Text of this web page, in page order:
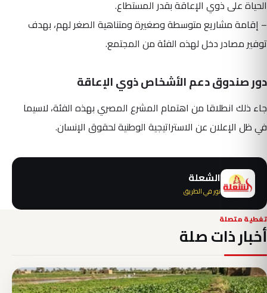
الحياة على ذوي الإعاقة بقدر المستطاع.
– إقامة مشاريع متوسطة وصغيرة ومتناهية الصغر لهم، بهدف
توفير مصادر دخل لهذه الفئة من المجتمع.
دور صندوق دعم الأشخاص ذوي الإعاقة
جاء ذلك انطلاقا من اهتمام المشرع المصري بهذه الفئة، لاسيما
في ظل الإعلان عن الاستراتيجية الوطنية لحقوق الإنسان.
الشعلة
نور في الطريق
تغطية متصلة
أخبار ذات صلة